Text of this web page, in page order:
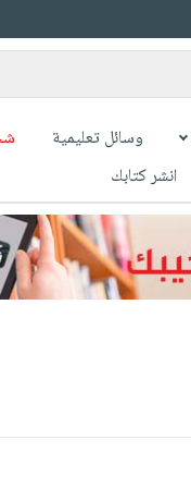
وسائل تعليمية
انشر كتابك